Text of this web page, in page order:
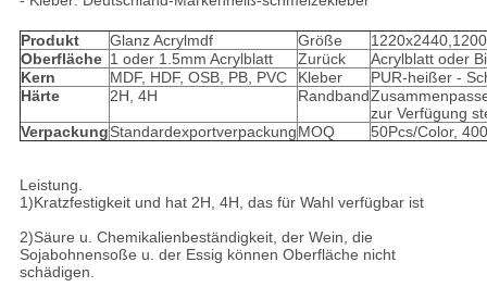
Produkt Glanz Acrylmdf Größe
Oberfläche 1 oder 1.5mm Acrylblatt Zurück
Acrylblatt oder
Kern
MDF, HDF, OSB, PB, PVC Kleber
PUR-heißer -
Härte
2H, 4H Randband
zur Verfügung
VerpackungStandardexportverpackungMOQ 50Pcs/Color,
Leistung.
1)Kratzfestigkeit und hat 2H, 4H, das für Wahl verfügbar ist
2)Säure u. Chemikalienbeständigkeit, der Wein, die
Sojabohnensoße u. der Essig können Oberfläche nicht
schädigen.